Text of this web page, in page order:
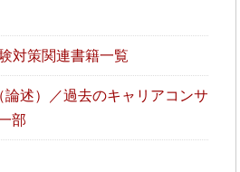
対策関連書籍一覧
論述）／過去のキャリアコンサ
部